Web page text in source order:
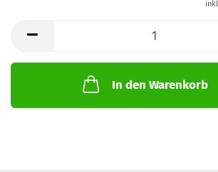
In den Warenkorb